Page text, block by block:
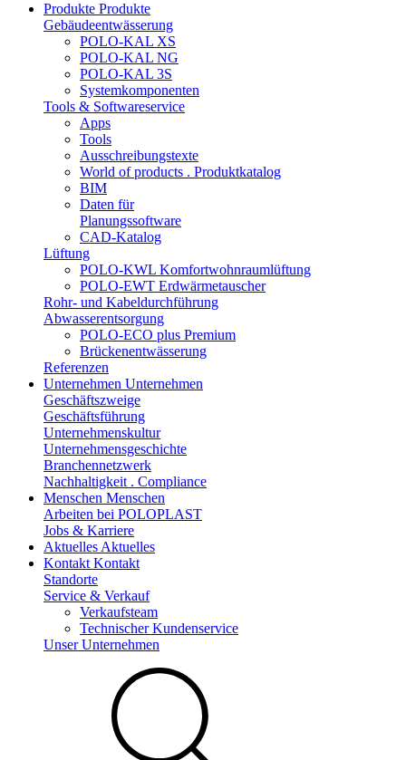
Produkte Produkte
Gebäudeentwässerung
POLO-KAL XS
POLO-KAL NG
POLO-KAL 3S
Systemkomponenten
Tools & Softwareservice
Apps
Tools
Ausschreibungstexte
World of products . Produktkatalog
BIM
Daten für
Planungssoftware
CAD-Katalog
Lüftung
POLO-KWL Komfortwohnraumlüftung
POLO-EWT Erdwärmetauscher
Rohr- und Kabeldurchführung
Abwasserentsorgung
POLO-ECO plus Premium
Brückenentwässerung
Referenzen
Unternehmen Unternehmen
Geschäftszweige
Geschäftsführung
Unternehmenskultur
Unternehmensgeschichte
Branchennetzwerk
Nachhaltigkeit . Compliance
Menschen Menschen
Arbeiten bei POLOPLAST
Jobs & Karriere
Aktuelles Aktuelles
Kontakt Kontakt
Standorte
Service & Verkauf
Verkaufsteam
Technischer Kundenservice
Unser Unternehmen